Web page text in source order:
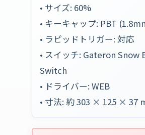
• サイズ: 60%
• キーキャップ: PBT
• ラピッドトリガー: 対応
• スイッチ: Gateron Snow
Switch
• ドライバー: WEB
• 寸法: 約 303 × 125 × 37